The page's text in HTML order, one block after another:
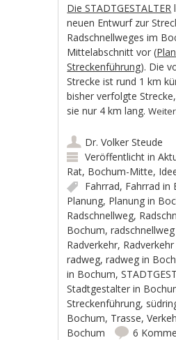
Die STADTGESTALTER
neuen Entwurf zur
Radschnellweges im
Mittelabschnitt vor (
Streckenführung). Die
Strecke ist rund 1 km
bisher verfolgte
sie nur 4 km lang.
Dr. Volker Steude
Veröffentlicht in
Rat, Bochum-Mitte,
Fahrrad, Fahrrad in
Planung, Planung in
Radschnellweg,
Bochum,
Radverkehr,
radweg,radweg in
in Bochum,
Stadtgestalter in
Streckenführung,
Bochum, Trasse,
Bochum
6